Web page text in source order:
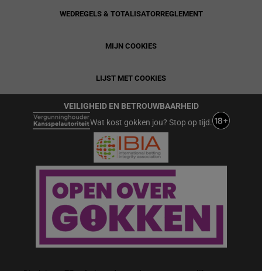
WEDREGELS & TOTALISATORREGLEMENT
MIJN COOKIES
LIJST MET COOKIES
VEILIGHEID EN BETROUWBAARHEID
Wat kost gokken jou? Stop op tijd.